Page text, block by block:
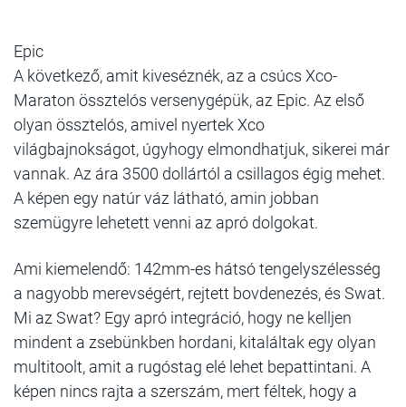
Epic
A következő, amit kiveséznék, az a csúcs Xco-
Maraton össztelós versenygépük, az Epic. Az első
olyan össztelós, amivel nyertek Xco
világbajnokságot, úgyhogy elmondhatjuk, sikerei már
vannak. Az ára 3500 dollártól a csillagos égig mehet.
A képen egy natúr váz látható, amin jobban
szemügyre lehetett venni az apró dolgokat.
Ami kiemelendő: 142mm-es hátsó tengelyszélesség
a nagyobb merevségért, rejtett bovdenezés, és Swat.
Mi az Swat? Egy apró integráció, hogy ne kelljen
mindent a zsebünkben hordani, kitaláltak egy olyan
multitoolt, amit a rugóstag elé lehet bepattintani. A
képen nincs rajta a szerszám, mert féltek, hogy a